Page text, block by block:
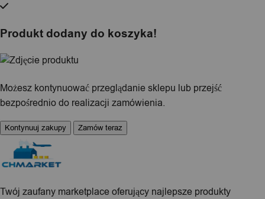
Produkt dodany do koszyka!
Możesz kontynuować przeglądanie sklepu lub przejść
bezpośrednio do realizacji zamówienia.
Kontynuuj zakupy Zamów teraz
Twój zaufany marketplace oferujący najlepsze produkty